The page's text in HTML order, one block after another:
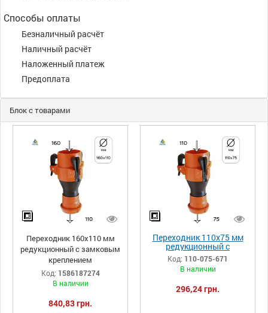
Способы оплаты
Безналичный расчёт
Наличный расчёт
Наложенный платеж
Предоплата
Блок с товарами
Переходник 160х110 мм
редукционный с замковым
креплением
Код: 1586187274
В наличии
840,83 грн.
Переходник 110х75 мм
редукционный с
замковым креплением
Код: 110-075-671
В наличии
296,24 грн.